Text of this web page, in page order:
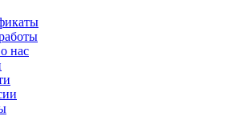
нас